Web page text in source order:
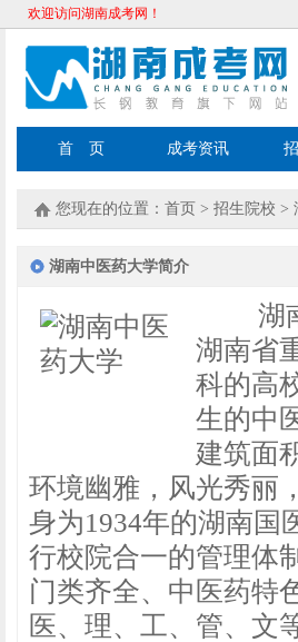
欢迎访问湖南成考网！
首 页 成考资讯
您现在的位置： 首页 > 招生院校 >
湖南中医药大学简介
湖南
湖南省
科的高
生的中
建筑面
环境幽雅，风光秀丽
身为1934年的湖南国
行校院合一的管理体
门类齐全、中医药特
医、理、工、管、文